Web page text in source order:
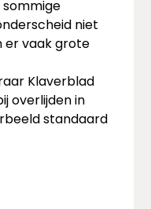
sommige
niet
er vaak grote
Klaverblad
overlijden in
standaard